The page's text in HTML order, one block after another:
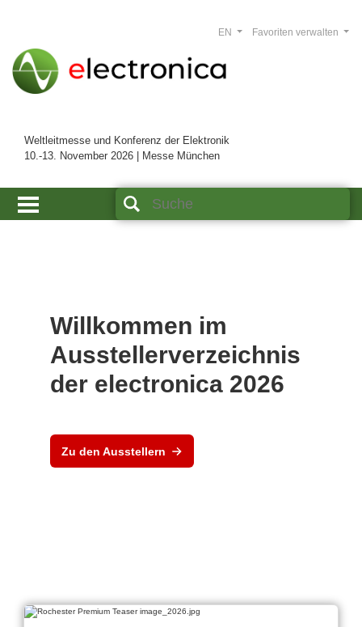
Weltleitmesse und Konferenz der Elektronik
10.-13. November 2026 | Messe München
Favoriten verwalten
EN
Willkommen im
Ausstellerverzeichnis
der electronica 2026
Zu den Ausstellern